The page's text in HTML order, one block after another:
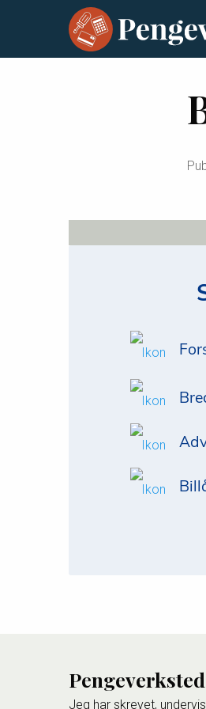
Jeg har skrevet,